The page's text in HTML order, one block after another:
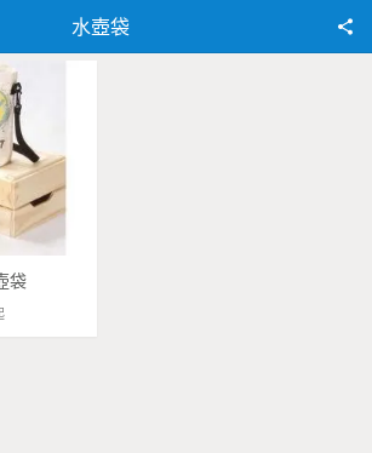
水壺袋
袋